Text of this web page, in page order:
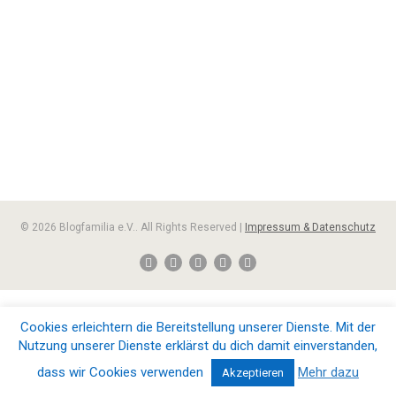
© 2026 Blogfamilia e.V.. All Rights Reserved | Impressum & Datenschutz
Cookies erleichtern die Bereitstellung unserer Dienste. Mit der
Nutzung unserer Dienste erklärst du dich damit einverstanden,
dass wir Cookies verwenden
Akzeptieren Mehr dazu